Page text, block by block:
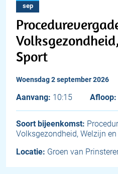
sep
Sport
woensdag 2 september 2026
Aanvang: 10:15 Afloop:
Soort bijeenkomst:
Volksgezondheid, Welzijn en
Locatie: Groen van